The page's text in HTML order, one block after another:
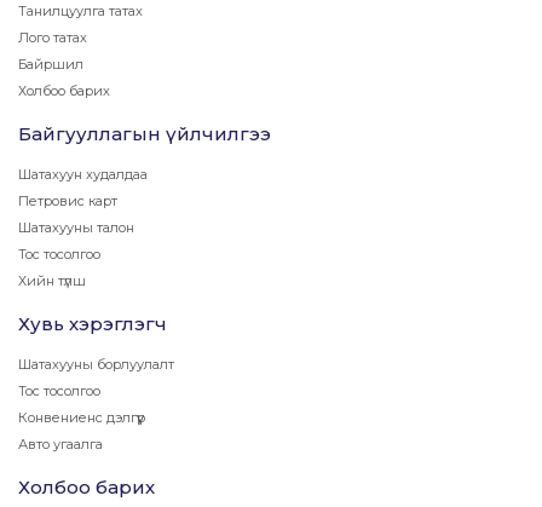
Танилцуулга татах
Лого татах
Байршил
Холбоо барих
Байгууллагын үйлчилгээ
Шатахуун худалдаа
Петровис карт
Шатахууны талон
Тос тосолгоо
Хийн түлш
Хувь хэрэглэгч
Шатахууны борлуулалт
Тос тосолгоо
Конвениенс дэлгүүр
Авто угаалга
Холбоо барих